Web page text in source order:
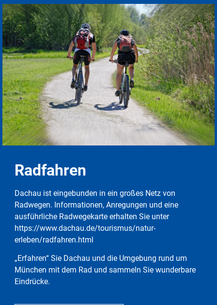
Radfahren
Dachau ist eingebunden in ein großes Netz von
Radwegen. Informationen, Anregungen und eine
ausführliche Radwegekarte erhalten Sie unter
https://www.dachau.de/tourismus/natur-
erleben/radfahren.html
„Erfahren“ Sie Dachau und die Umgebung rund um
München mit dem Rad und sammeln Sie wunderbare
Eindrücke.